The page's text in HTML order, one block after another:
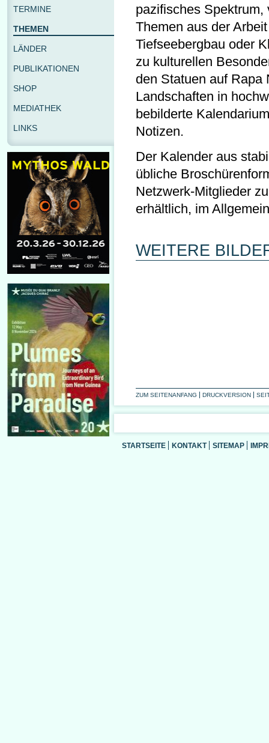
pazifisches Spektrum,
Themen aus der
Tiefseebergbau oder
zu kulturellen
den Statuen auf Rapa
Landschaften in
bebilderte
Notizen.
Der Kalender aus
übliche
Netzwerk-Mitglieder
erhältlich, im
WEITERE
ZUM SEITENANFANG DRUCKVERSION
STARTSEITE KONTAKT SITEMAP
TERMINE
THEMEN
LÄNDER
PUBLIKATIONEN
SHOP
MEDIATHEK
LINKS